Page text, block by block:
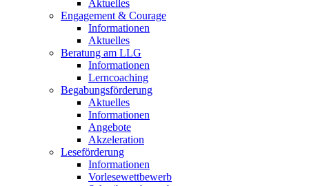
Aktuelles
Engagement & Courage
Informationen
Aktuelles
Beratung am LLG
Informationen
Lerncoaching
Begabungsförderung
Aktuelles
Informationen
Angebote
Akzeleration
Leseförderung
Informationen
Vorlesewettbewerb